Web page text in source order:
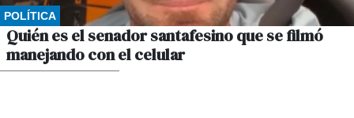
POLÍTICA
Quién es el senador santafesino que se filmó
manejando con el celular